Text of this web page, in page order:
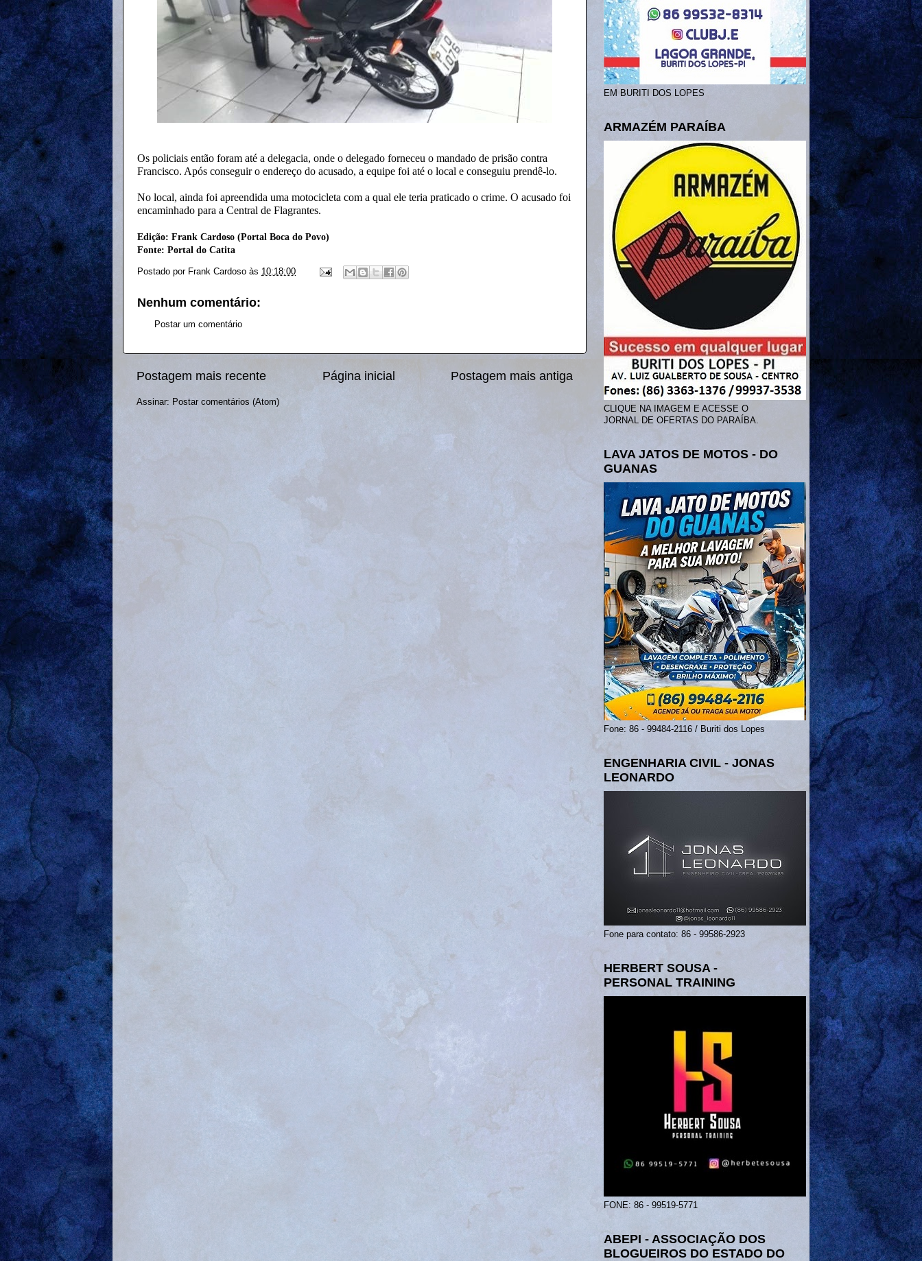
Os policiais então foram até a delegacia, onde o delegado forneceu o mandado de prisão contra
Francisco. Após conseguir o endereço do acusado, a equipe foi até o local e conseguiu prendê-lo.
No local, ainda foi apreendida uma motocicleta com a qual ele teria praticado o crime. O acusado foi
encaminhado para a Central de Flagrantes.
Edição: Frank Cardoso (Portal Boca do Povo)
Fonte: Portal do Catita
Postado por Frank Cardoso às 10:18:00
Nenhum comentário:
Postar um comentário
Postagem mais recente Postagem mais antiga
Página inicial
Assinar: Postar comentários (Atom)
EM BURITI DOS LOPES
ARMAZÉM PARAÍBA
CLIQUE NA IMAGEM E ACESSE O
JORNAL DE OFERTAS DO PARAÍBA.
LAVA JATOS DE MOTOS - DO
GUANAS
Fone: 86 - 99484-2116 / Buriti dos Lopes
ENGENHARIA CIVIL - JONAS
LEONARDO
Fone para contato: 86 - 99586-2923
HERBERT SOUSA -
PERSONAL TRAINING
FONE: 86 - 99519-5771
ABEPI - ASSOCIAÇÃO DOS
BLOGUEIROS DO ESTADO DO